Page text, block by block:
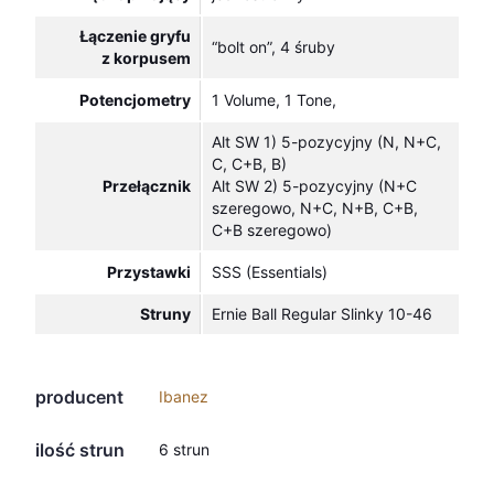
Łączenie gryfu
z korpusem
“bolt on”, 4 śruby
Potencjometry 1 Volume, 1 Tone,
Przełącznik
Alt SW 1) 5-pozycyjny (N, N+C,
C, C+B, B)
Alt SW 2) 5-pozycyjny (N+C
szeregowo, N+C, N+B, C+B,
C+B szeregowo)
Przystawki SSS (Essentials)
Struny Ernie Ball Regular Slinky 10-46
producent Ibanez
ilość strun 6 strun